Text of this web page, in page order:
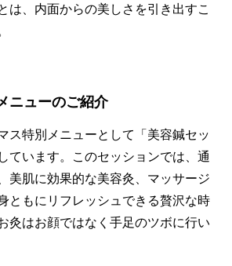
は、 内面からの美しさを引き出すこ
ニューのご紹介
ス特別メニューとして「美容鍼セッ
ています。このセッションでは、通
美肌に効果的な美容灸、マッサージ
ともにリフレッシュできる贅沢な時
灸はお顔ではなく手足のツボに行い